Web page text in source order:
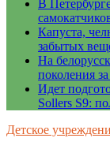
В
Капуста,
забытых
На
поколения
Идет
Sollers S9:
Детское